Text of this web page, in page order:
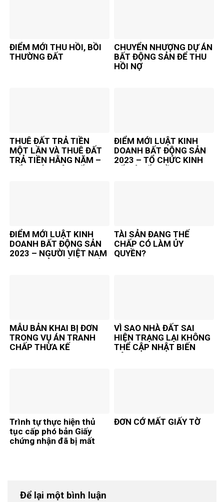
ĐIỂM MỚI THU HỒI, BỒI
THƯỜNG ĐẤT
CHUYỂN NHƯỢNG DỰ ÁN
BẤT ĐỘNG SẢN ĐỂ THU
HỒI NỢ
THUÊ ĐẤT TRẢ TIỀN
MỘT LẦN VÀ THUÊ ĐẤT
TRẢ TIỀN HẰNG NĂM –
ĐIỂM MỚI LUẬT KINH
DOANH BẤT ĐỘNG SẢN
2023 – TỔ CHỨC KINH
ĐIỂM MỚI LUẬT KINH
DOANH BẤT ĐỘNG SẢN
2023 – NGƯỜI VIỆT NAM
TÀI SẢN ĐANG THẾ
CHẤP CÓ LÀM ỦY
QUYỀN?
MẪU BẢN KHAI BỊ ĐƠN
TRONG VỤ ÁN TRANH
CHẤP THỪA KẾ
VÌ SAO NHÀ ĐẤT SAI
HIỆN TRẠNG LẠI KHÔNG
THỂ CẬP NHẬT BIẾN
Trình tự thực hiện thủ
tục cấp phó bản Giấy
chứng nhận đã bị mất
ĐƠN CỚ MẤT GIẤY TỜ
Để lại một bình luận